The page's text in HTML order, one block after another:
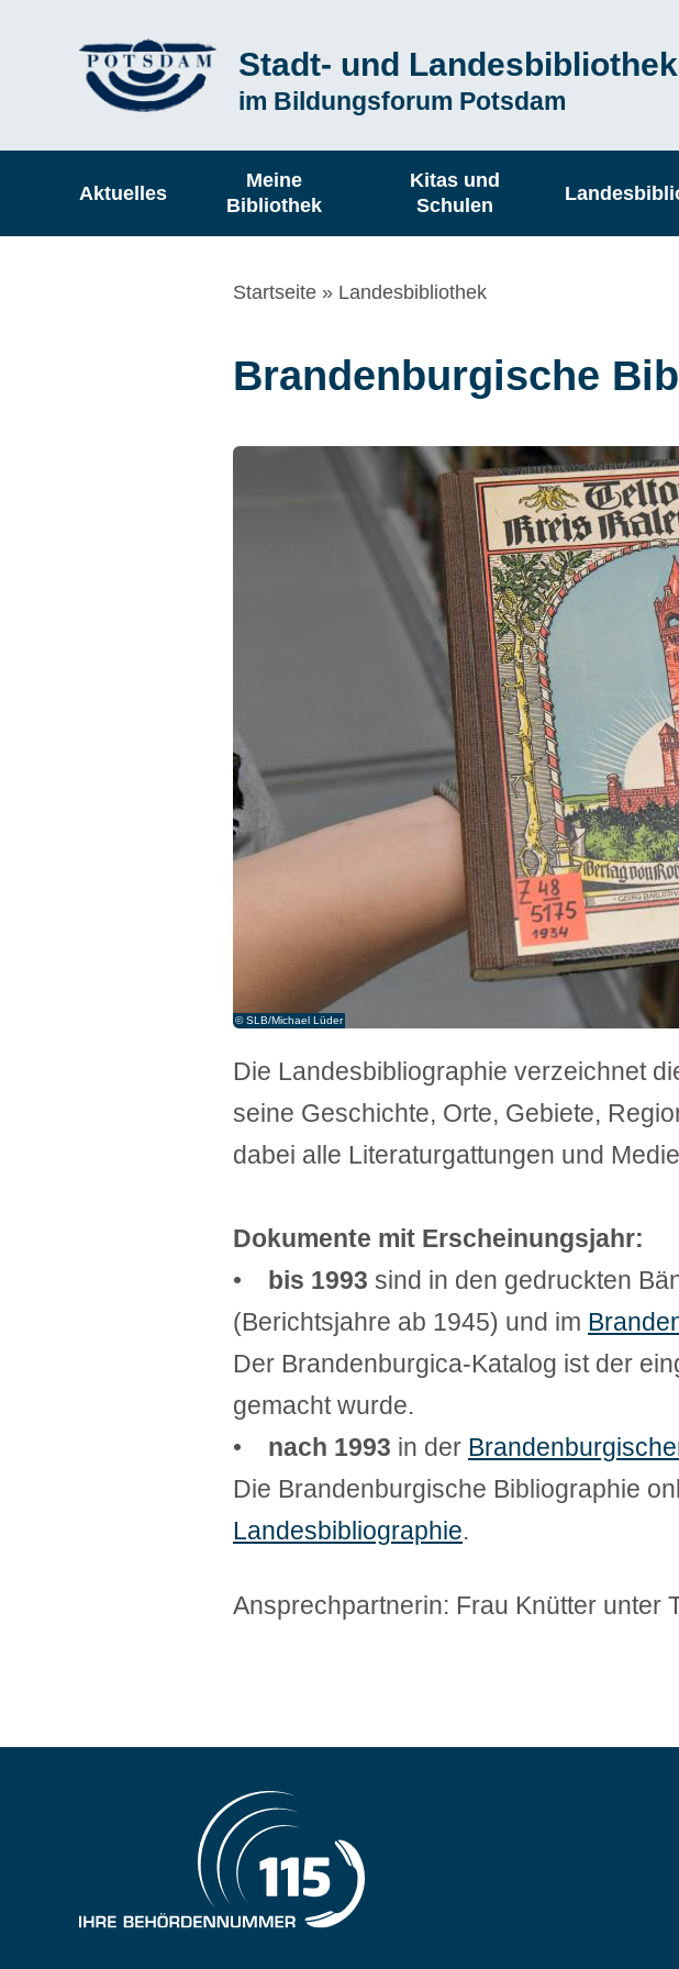
Stadt- und Landesbibliothek
Subline
im Bildungsforum Potsdam
Hauptnavigation
Aktuelles
Meine
Bibliothek
Kitas und
Schulen
Pfadnavigation
Startseite Landesbibliothek
Brandenburgische
© SLB/Michael Lüder
Die Landesbibliographie verzeichnet
seine Geschichte, Orte, Gebiete,
dabei alle Literaturgattungen und
Dokumente mit Erscheinungsjahr:
• bis 1993 sind in den gedruckten
(Berichtsjahre ab 1945) und im
Der Brandenburgica-Katalog ist der
gemacht wurde.
• nach 1993 in der
Die Brandenburgische Bibliographie
Landesbibliographie.
Ansprechpartnerin: Frau Knütter unter